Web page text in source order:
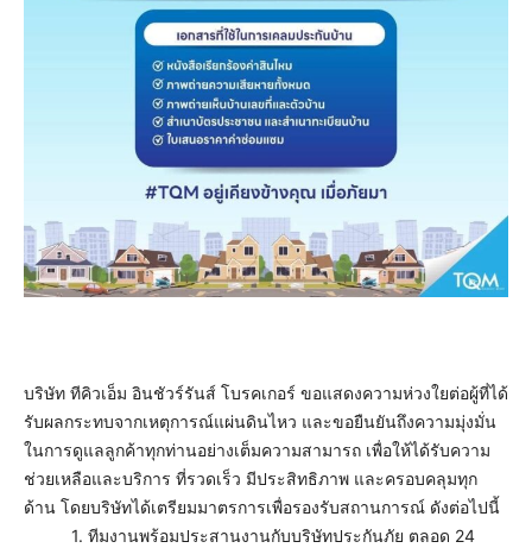
บริษัท ทีคิวเอ็ม อินชัวร์รันส์ โบรคเกอร์ ขอแสดงความห่วงใยต่อผู้ที่ได้
รับผลกระทบจากเหตุการณ์แผ่นดินไหว และขอยืนยันถึงความมุ่งมั่น
ในการดูแลลูกค้าทุกท่านอย่างเต็มความสามารถ เพื่อให้ได้รับความ
ช่วยเหลือและบริการ ที่รวดเร็ว มีประสิทธิภาพ และครอบคลุมทุก
ด้าน โดยบริษัทได้เตรียมมาตรการเพื่อรองรับสถานการณ์ ดังต่อไปนี้
1. ทีมงานพร้อมประสานงานกับบริษัทประกันภัย ตลอด 24